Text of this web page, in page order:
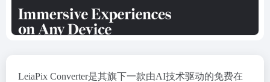
LeiaPix Converter是其旗下一款由AI技术驱动的免费在